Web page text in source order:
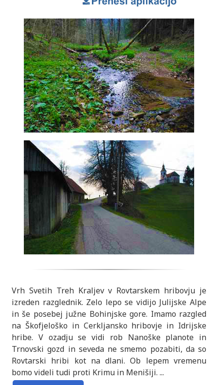
Vrh Svetih Treh Kraljev v Rovtarskem hribovju je
izreden razglednik. Zelo lepo se vidijo Julijske Alpe
in še posebej južne Bohinjske gore. Imamo razgled
na Škofjeloško in Cerkljansko hribovje in Idrijske
hribe. V ozadju se vidi rob Nanoške planote in
Trnovski gozd in seveda ne smemo pozabiti, da so
Rovtarski hribi kot na dlani. Ob lepem vremenu
bomo videli tudi proti Krimu in Menišiji. ...